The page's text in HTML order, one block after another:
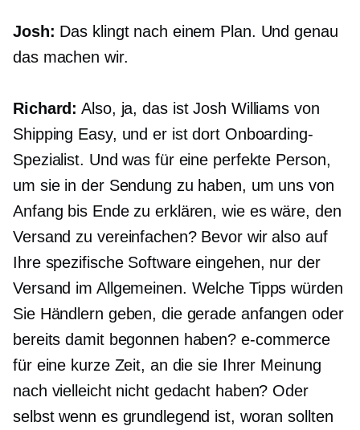
Josh: Das klingt nach einem Plan. Und genau
das machen wir.
Richard: Also, ja, das ist Josh Williams von
Shipping Easy, und er ist dort Onboarding-
Spezialist. Und was für eine perfekte Person,
um sie in der Sendung zu haben, um uns von
Anfang bis Ende zu erklären, wie es wäre, den
Versand zu vereinfachen? Bevor wir also auf
Ihre spezifische Software eingehen, nur der
Versand im Allgemeinen. Welche Tipps würden
Sie Händlern geben, die gerade anfangen oder
bereits damit begonnen haben? e-commerce
für eine kurze Zeit, an die sie Ihrer Meinung
nach vielleicht nicht gedacht haben? Oder
selbst wenn es grundlegend ist, woran sollten